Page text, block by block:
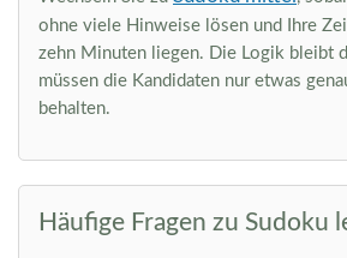
ohne viele Hinweise lösen und Ihre
zehn Minuten liegen. Die Logik bleibt
müssen die Kandidaten nur etwas
behalten.
Häufige Fragen zu Sudoku